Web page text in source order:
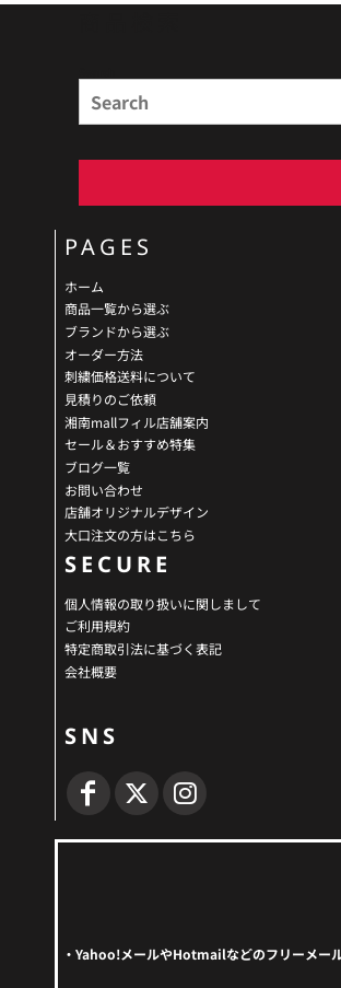
PAGES
ホーム
商品一覧から選ぶ
ブランドから選ぶ
オーダー方法
刺繍価格送料について
見積りのご依頼
湘南mallフィル店舗案内
セール＆おすすめ特集
ブログ一覧
お問い合わせ
店舗オリジナルデザイン
大口注文の方はこちら
SECURE
個人情報の取り扱いに関しまして
ご利用規約
特定商取引法に基づく表記
会社概要
SNS
・Yahoo!メールやHotmailなどのフリーメー